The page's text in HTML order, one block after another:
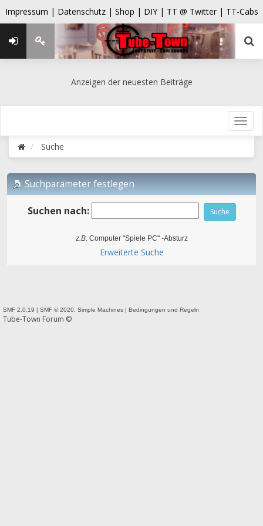
Impressum | Datenschutz | Shop | DIY | TT @ Twitter | TT-Cabs
Anzeigen der neuesten Beiträge
Suche
Suchparameter festlegen
Suchen nach:
z.B. Computer "Spiele PC" -Absturz
Erweiterte Suche
SMF 2.0.19 | SMF © 2020 Simple Machines | Bedingungen und Regeln
Tube-Town Forum ©